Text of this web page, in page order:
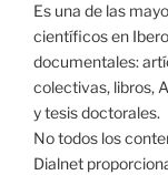
Es una de las
científicos en
documentales:
colectivas, libros,
y tesis doctorales.
No todos los
Dialnet